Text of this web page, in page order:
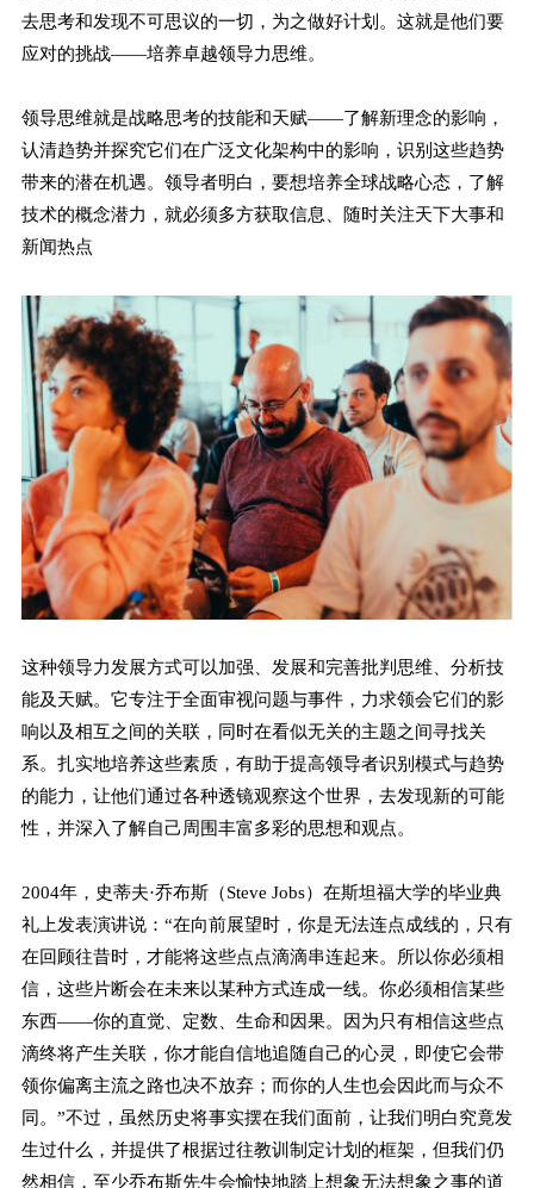
去思考和发现不可思议的一切，为之做好计划。这就是他们要
应对的挑战——培养卓越领导力思维。
领导思维就是战略思考的技能和天赋——了解新理念的影响，
认清趋势并探究它们在广泛文化架构中的影响，识别这些趋势
带来的潜在机遇。领导者明白，要想培养全球战略心态，了解
技术的概念潜力，就必须多方获取信息、随时关注天下大事和
新闻热点
这种领导力发展方式可以加强、发展和完善批判思维、分析技
能及天赋。它专注于全面审视问题与事件，力求领会它们的影
响以及相互之间的关联，同时在看似无关的主题之间寻找关
系。扎实地培养这些素质，有助于提高领导者识别模式与趋势
的能力，让他们通过各种透镜观察这个世界，去发现新的可能
性，并深入了解自己周围丰富多彩的思想和观点。
2004年，史蒂夫·乔布斯（Steve Jobs）在斯坦福大学的毕业典
礼上发表演讲说：“在向前展望时，你是无法连点成线的，只有
在回顾往昔时，才能将这些点点滴滴串连起来。所以你必须相
信，这些片断会在未来以某种方式连成一线。你必须相信某些
东西——你的直觉、定数、生命和因果。因为只有相信这些点
滴终将产生关联，你才能自信地追随自己的心灵，即使它会带
领你偏离主流之路也决不放弃；而你的人生也会因此而与众不
同。”不过，虽然历史将事实摆在我们面前，让我们明白究竟发
生过什么，并提供了根据过往教训制定计划的框架，但我们仍
然相信，至少乔布斯先生会愉快地踏上想象无法想象之事的道